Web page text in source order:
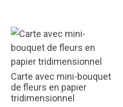
Carte avec mini-bouquet
de fleurs en papier
tridimensionnel